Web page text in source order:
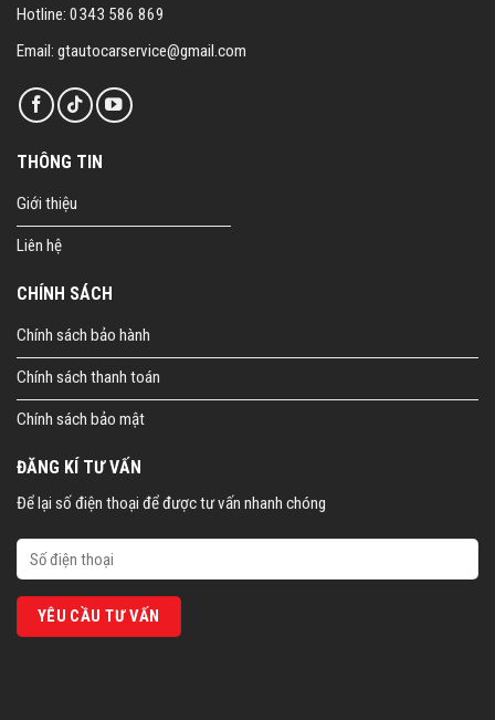
Hotline: 0343 586 869
Email: gtautocarservice@gmail.com
THÔNG TIN
Giới thiệu
Liên hệ
CHÍNH SÁCH
Chính sách bảo hành
Chính sách thanh toán
Chính sách bảo mật
ĐĂNG KÍ TƯ VẤN
Để lại số điện thoại để được tư vấn nhanh chóng